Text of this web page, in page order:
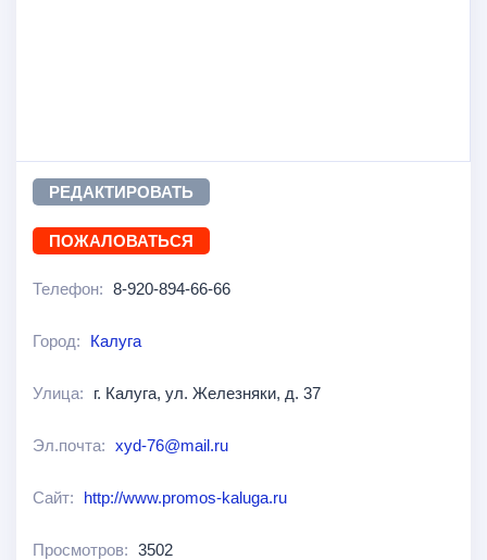
РЕДАКТИРОВАТЬ
ПОЖАЛОВАТЬСЯ
Телефон: 8-920-894-66-66
Город: Калуга
Улица: г. Калуга, ул. Железняки, д. 37
Эл.почта: xyd-76@mail.ru
Сайт: http://www.promos-kaluga.ru
Просмотров: 3502